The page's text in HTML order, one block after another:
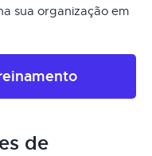
sua organização em
de